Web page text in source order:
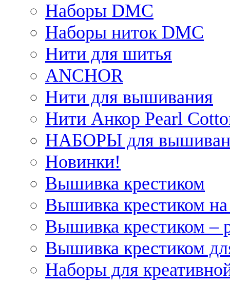
Наборы DMC
Наборы ниток DMC
Нити для шитья
ANCHOR
Нити для вышивания
Нити Анкор Pearl
НАБОРЫ для
Новинки!
Вышивка крестиком
Вышивка крестиком
Вышивка крестиком –
Вышивка крестиком
Наборы для